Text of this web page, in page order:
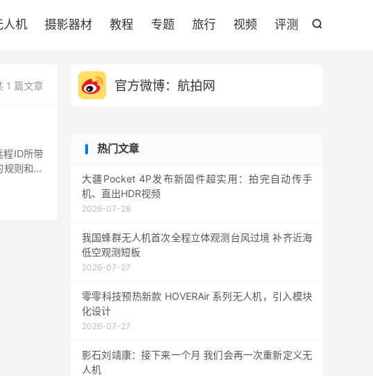

人机 摄影器材 教程 专题 旅行 视频 评测
1 篇文章
程ID所带
则和规
官方微博：航拍网
热门文章
大疆Pocket 4P发布新固件超实用：拍完自动传手
机、直出HDR视频
2026-07-28
我国蜂群无人机首次全程立体观测台风过境 补齐近海
低空观测短板
2026-07-27
零零科技预热新款 HOVERAir 系列无人机，引入模块
化设计
2026-07-27
影石刘靖康：接下来一个月 我们会再一次重新定义无
人机